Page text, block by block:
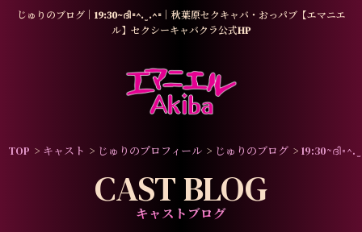
じゅりのブログ｜19:30~ദി𑁊^. ̫ .^𑁊｜秋葉原セクキャバ・おっパブ【エマニエ
ル】セクシーキャバクラ公式HP
TOP キャスト じゅりのプロフィール じゅりのブログ 19:30~ദി𑁊^.
CAST BLOG
キャストブログ